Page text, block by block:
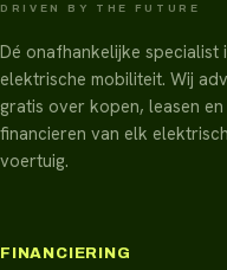
DRIVEN BY THE FUTURE
Dé onafhankelijke specialist
elektrische mobiliteit. Wij
gratis over kopen, leasen en
financieren van elk elektrisch
voertuig.
FINANCIERING